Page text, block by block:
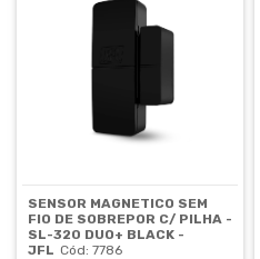
SENSOR MAGNETICO SEM
FIO DE SOBREPOR C/ PILHA -
SL-320 DUO+ BLACK -
JFL Cód: 7786